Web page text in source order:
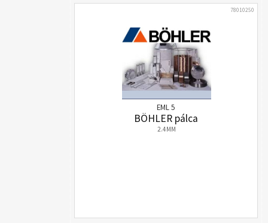
78010250
EML 5
BÖHLER pálca
2.4MM